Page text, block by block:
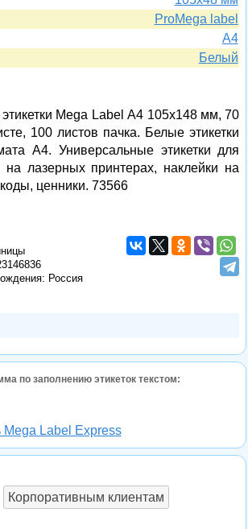
ProMega label
A4
Белый
Mega Label А4 105х148 мм, 70
100 листов пачка. Белые этикетки
А4. Универсальные этикетки для
на лазерных принтерах, наклейки на
ценники. 73566
Россия
по заполнению этикеток текстом:
Mega Label Express
Корпоративным клиентам